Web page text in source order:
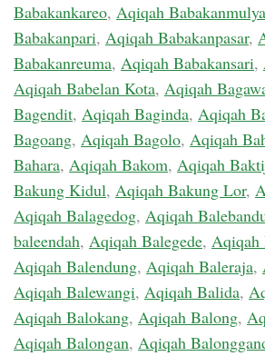
Babakankareo, Aqiqah Babakanmulya
Babakanpari, Aqiqah Babakanpasar,
Babakanreuma, Aqiqah Babakansari,
Aqiqah Babelan Kota, Aqiqah
Bagendit, Aqiqah Baginda, Aqiqah
Bagoang, Aqiqah Bagolo, Aqiqah
Bahara, Aqiqah Bakom, Aqiqah
Bakung Kidul, Aqiqah Bakung Lor,
Aqiqah Balagedog, Aqiqah
baleendah, Aqiqah Balegede, Aqiqah
Aqiqah Balendung, Aqiqah Baleraja,
Aqiqah Balewangi, Aqiqah Balida,
Aqiqah Balokang, Aqiqah Balong,
Aqiqah Balongan, Aqiqah